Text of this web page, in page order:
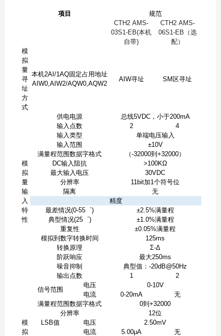
项目
规范
CTH2 AMS-
03S1-EB(本机
自带)
CTH2 AMS-
06S1-EB （选
配）
模
拟
量
寻
址
方
式
本机2AI/1AQ固定占用地址
AIW0,AIW2/AQW0,AQW2
AIW寻址 SM区寻址
模
拟
量
输
入
特
性
供电电源
总线5VDC，小于200mA
输入点数
2
4
输入类型
单端电压输入
输入范围
±10V
满量程范围数据字格式
（-32000到+32000）
DC输入阻抗
>100KΩ
最大输入电压
30VDC
分辨率
11bit加1个符号位
隔离
无
精度
最差情况(0-55゜)
±2.5%满量程
典型情况(25゜)
±1.0%满量程
重复性
±0.05%满量程
模拟到数字转换时间
125ms
转换原理
Σ-Δ
阶跃响应
最大250ms
噪音抑制
典型值：-20dB@50Hz
模
拟
输出点数 1
2
信号范围
电压
0-10V
电流
0-20mA
无
满量程范围数据字格式
0到+32000
分辨率
12位
LSB值
电压
2.50mV
电流
5.00μA
无